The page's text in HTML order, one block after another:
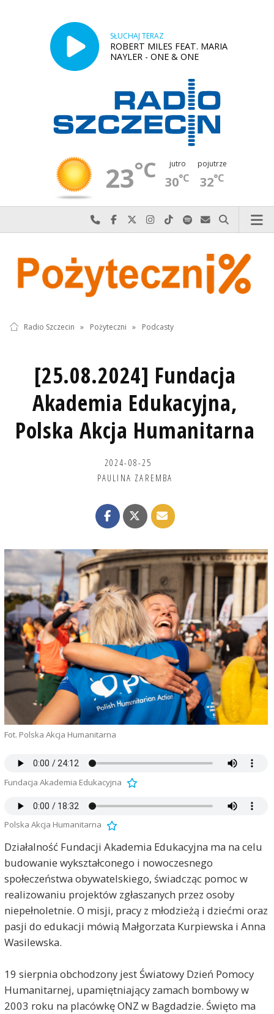
SŁUCHAJ TERAZ
ROBERT MILES FEAT. MARIA
NAYLER - ONE & ONE
23°C jutro
30°C
pojutrze
32°C
Najlepiej po prostu do nas zadzwoń
Odwiedź nas na Facebook-u
Odwiedź nas na X
Odwiedź nas na Instagram-ie
Odwiedź nas na TikTok-u
Szukaj nas na Spotify
Wyślij do nas
Szukaj
Radio Szczecin » Pożyteczni » Podcasty
[25.08.2024] Fundacja
Akademia Edukacyjna,
Polska Akcja Humanitarna
2024-08-25
PAULINA ZAREMBA
Fot. Polska Akcja Humanitarna
Fundacja Akademia Edukacyjna
Polska Akcja Humanitarna
Działalność Fundacji Akademia Edukacyjna ma na celu
budowanie wykształconego i nowoczesnego
społeczeństwa obywatelskiego, świadcząc pomoc w
realizowaniu projektów zgłaszanych przez osoby
niepełnoletnie. O misji, pracy z młodzieżą i dziećmi oraz
pasji do edukacji mówią Małgorzata Kurpiewska i Anna
Wasilewska.
19 sierpnia obchodzony jest Światowy Dzień Pomocy
Humanitarnej, upamiętniający zamach bombowy w
2003 roku na placówkę ONZ w Bagdadzie. Święto ma